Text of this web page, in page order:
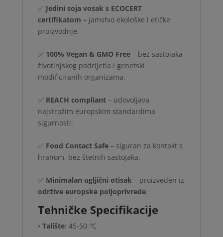
✅ Jedini soja vosak s ECOCERT
certifikatom – jamstvo ekološke i etičke
proizvodnje.
✅ 100% Vegan & GMO Free– bez sastojaka
životinjskog podrijetla i genetski
modificiranih organizama.
✅ REACH compliant– udovoljava
najstrožim europskim standardima
sigurnosti.
✅ Food Contact Safe– siguran za kontakt s
hranom, bez štetnih sastojaka.
✅ Minimalan ugljični otisak – proizveden iz
održive europske poljoprivrede.
Tehničke Specifikacije
• Talište: 45-50 °C